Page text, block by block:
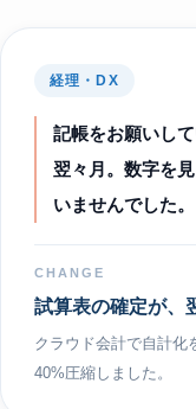
経理・DX
記帳をお願いし
翌々月。数字を
いませんでした。
CHANGE
試算表の確定が、
クラウド会計で自計化
40%圧縮しました。